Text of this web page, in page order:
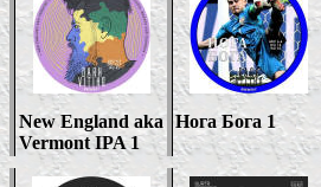
New England aka
Vermont IPA 1
Нога Бога 1